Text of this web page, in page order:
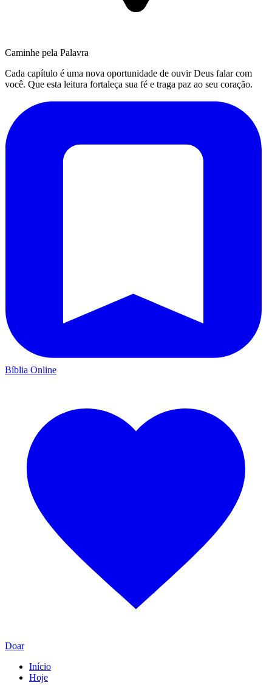
Caminhe pela Palavra
Cada capítulo é uma nova oportunidade de ouvir Deus falar com
você. Que esta leitura fortaleça sua fé e traga paz ao seu coração.
Bíblia Online
Doar
Início
Hoje